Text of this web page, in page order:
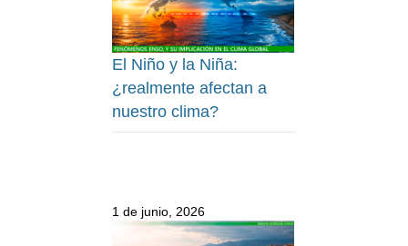
El Niño y la Niña:
¿realmente afectan a
nuestro clima?
1 de junio, 2026